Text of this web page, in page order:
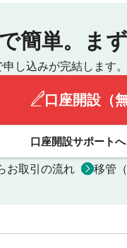
簡単。 ま
し込みが完結します。
口座開設（無
口座開設サポート
お取引の流れ 移管